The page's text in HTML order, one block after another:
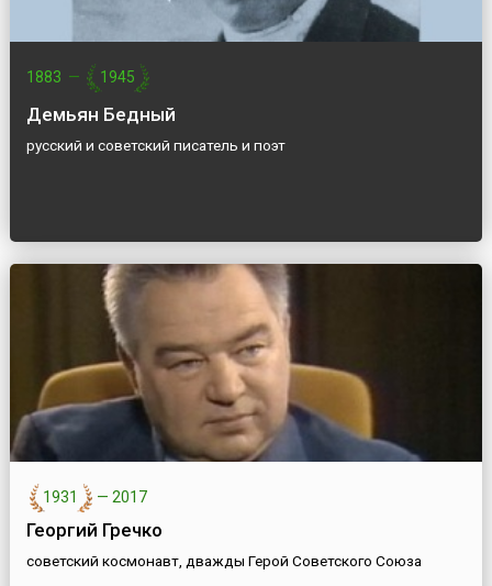
1883 — 1945
Демьян Бедный
русский и советский писатель и поэт
1931 — 2017
Георгий Гречко
советский космонавт, дважды Герой Советского Союза